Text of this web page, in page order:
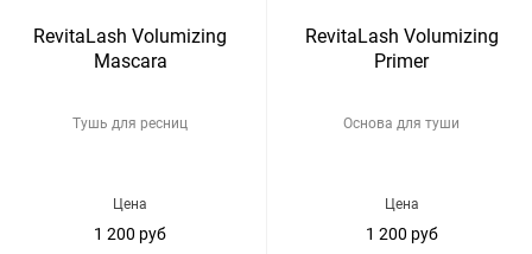
RevitaLash Volumizing
Mascara
Тушь для ресниц
Цена
1 200 руб
RevitaLash Volumizing
Primer
Основа для туши
Цена
1 200 руб